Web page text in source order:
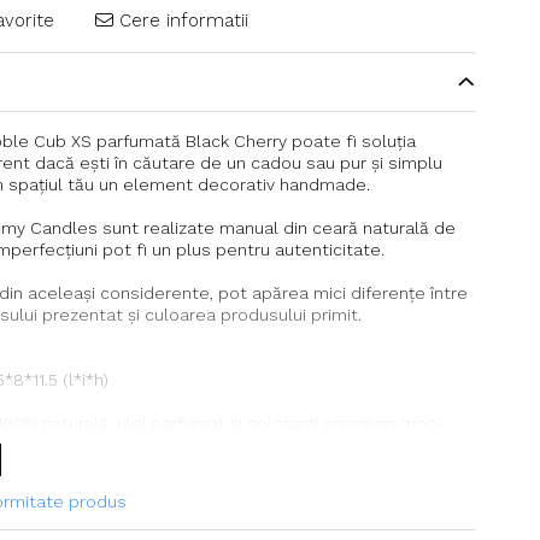
Cere informatii
Cub XS parfumată Black Cherry poate fi soluția
dacă ești în căutare de un cadou sau pur și simplu
spațiul tău un element decorativ handmade.
Candles sunt realizate manual din ceară naturală de
pot fi un plus pentru autenticitate.
aceleași considerente, pot apărea mici diferențe între
prezentat și culoarea produsului primit.
(l*i*h)
1 h
produs